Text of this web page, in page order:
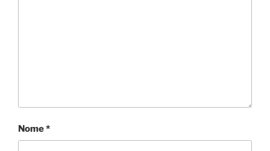
Nome*